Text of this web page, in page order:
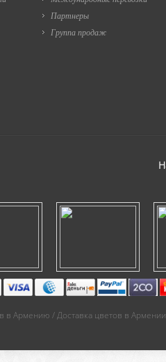
Партнеры
Группа продаж
в Армению / Доставка цветов в